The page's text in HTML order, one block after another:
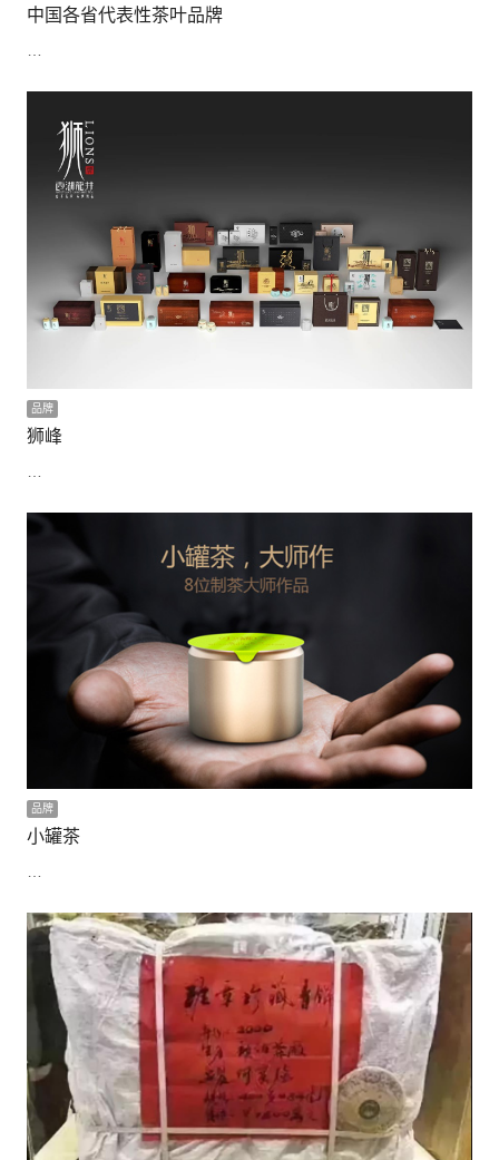
中国各省代表性茶叶品牌
…
品牌
狮峰
品牌
小罐茶